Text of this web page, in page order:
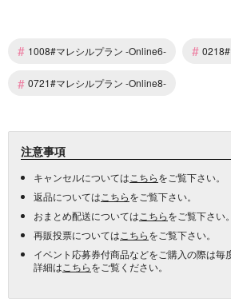
# 1008#マレシルプラン -Online6- #
# 0721#マレシルプラン -Online8-
注意事項
キャンセルについては こちらをご覧下さい。
返品については こちらをご覧下さい。
おまとめ配送については こちらをご覧下さい。
再販投票については こちらをご覧下さい。
イベント応募券付商品などをご購入の際は毎
詳細は こちらをご覧ください。